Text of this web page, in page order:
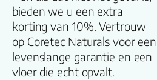
bieden we u een extra
korting van 10%. Vertrouw
op Coretec Naturals voor een
levenslange garantie en een
vloer die echt opvalt.